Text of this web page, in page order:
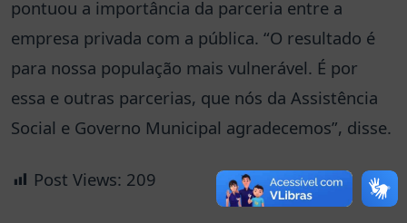
pontuou a importância da parceria entre a
empresa privada com a pública. “O resultado é
para nossa população mais vulnerável. É por
essa e outras parcerias, que nós da Assistência
Social e Governo Municipal agradecemos”, disse.
Post Views: 209